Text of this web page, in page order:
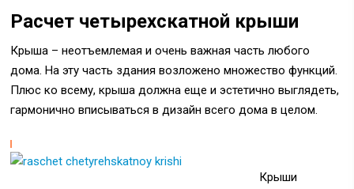
Расчет четырехскатной крыши
Крыша – неотъемлемая и очень важная часть любого
дома. На эту часть здания возложено множество функций.
Плюс ко всему, крыша должна еще и эстетично выглядеть,
гармонично вписываться в дизайн всего дома в целом.
Крыши